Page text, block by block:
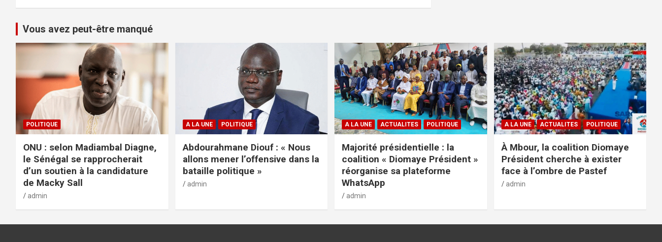
Vous avez peut-être manqué
POLITIQUE
ONU : selon Madiambal Diagne,
le Sénégal se rapprocherait
d’un soutien à la candidature
de Macky Sall
admin
A LA UNE POLITIQUE
Abdourahmane Diouf : « Nous
allons mener l’offensive dans la
bataille politique »
admin
A LA UNE ACTUALITES POLITIQUE
Majorité présidentielle : la
coalition « Diomaye Président »
réorganise sa plateforme
WhatsApp
admin
A LA UNE ACTUALITES POLITIQUE
À Mbour, la coalition Diomaye
Président cherche à exister
face à l’ombre de Pastef
admin